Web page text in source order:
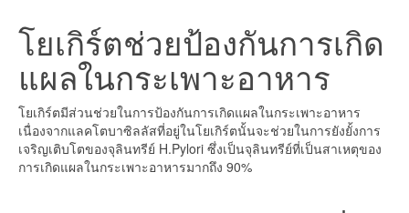
โยเกิร์ตช่วยป้องกันการเกิด
แผลในกระเพาะอาหาร
โยเกิร์ตมีส่วนช่วยในการป้องกันการเกิดแผลในกระเพาะอาหาร
เนื่องจากแลคโตบาซิลลัสที่อยู่ในโยเกิร์ตนั้นจะช่วยในการยังยั้งการ
เจริญเติบโตของจุลินทรีย์ H.Pylori ซึ่งเป็นจุลินทรีย์ที่เป็นสาเหตุของ
การเกิดแผลในกระเพาะอาหารมากถึง 90%